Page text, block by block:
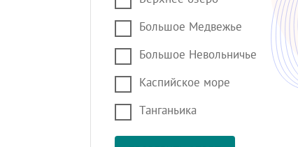
Большое Медвежье
Большое Невольничье
Каспийское море
Танганьика